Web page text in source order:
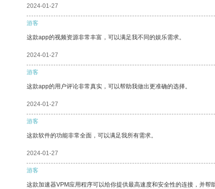
2024-01-27
游客
这款app的视频资源非常丰富，可以满足我不同的娱乐需求。
2024-01-27
游客
这款app的用户评论非常真实，可以帮助我做出更准确的选择。
2024-01-27
游客
这款软件的功能非常全面，可以满足我所有需求。
2024-01-27
游客
这款加速器VPM应用程序可以给你提供最高速度和安全性的连接，并帮